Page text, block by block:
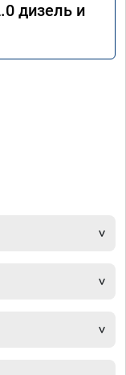
дизель и